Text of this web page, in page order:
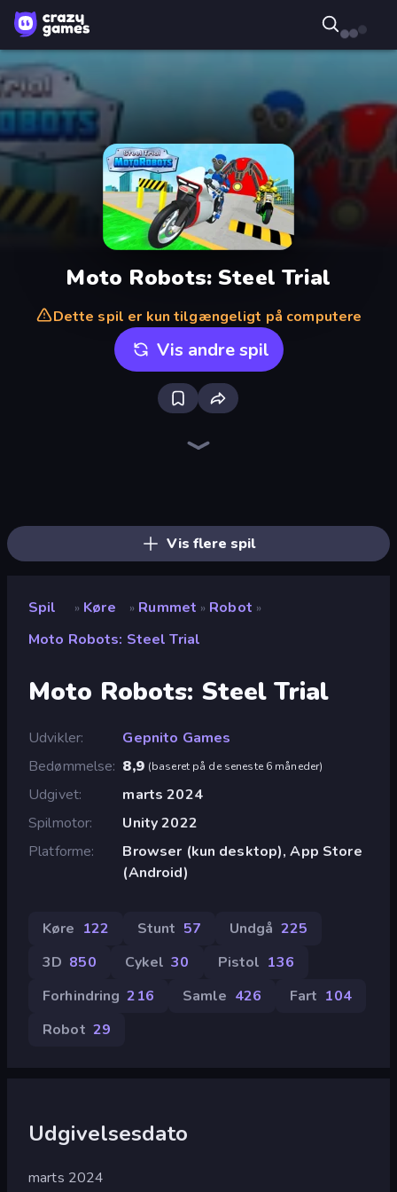
Moto Robots: Steel Trial
Dette spil er kun tilgængeligt på computere
Vis andre spil
Vis flere spil
Spil » Køre » Rummet » Robot »
Moto Robots: Steel Trial
Moto Robots: Steel Trial
Udvikler
Gepnito Games
Bedømmelse 8,9 (baseret på de seneste 6 måneder)
Udgivet
marts 2024
Spilmotor
Unity 2022
Platforme
Browser (kun desktop), App Store
(Android)
Køre 122 Stunt 57 Undgå 225
3D 850 Cykel 30 Pistol 136
Forhindring 216 Samle 426 Fart 104
Robot 29
Udgivelsesdato
marts 2024